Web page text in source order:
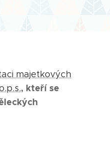
majetkových
, kteří se